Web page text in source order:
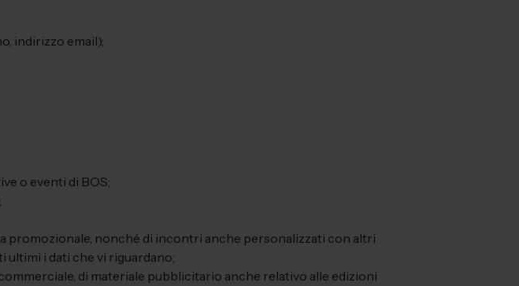
indirizzo email);
o eventi di BOS;
promozionale, nonché di incontri anche personalizzati con altri
i dati che vi riguardano;
di materiale pubblicitario anche relativo alle edizioni